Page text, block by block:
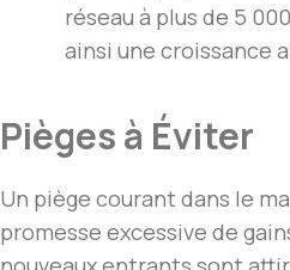
réseau à plus de 5
ainsi une croissance
Pièges à Éviter
Un piège courant dans le
promesse excessive de